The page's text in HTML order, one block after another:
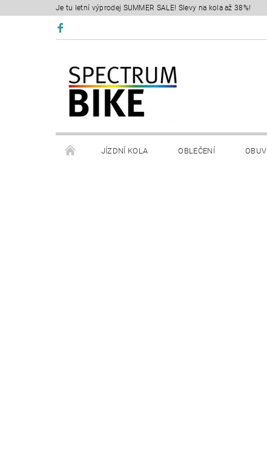
Je tu letní výprodej SUMMER SALE! Slevy na kola až 38%!
JÍZDNÍ KOLA OBLEČENÍ OBUV